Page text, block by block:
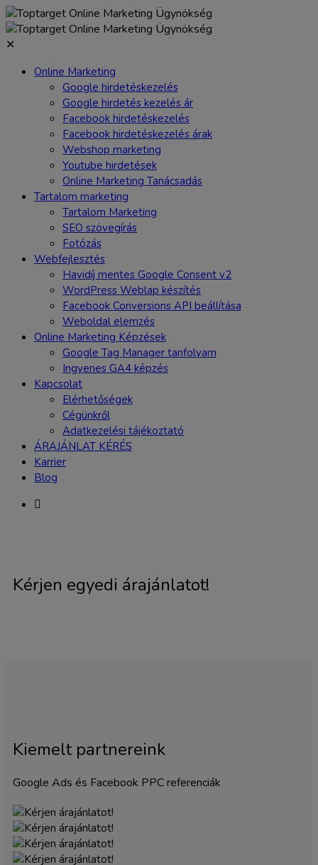
✕
Online Marketing
Google hirdetéskezelés
Google hirdetés kezelés ár
Facebook hirdetéskezelés
Facebook hirdetéskezelés árak
Webshop marketing
Youtube hirdetések
Online Marketing Tanácsadás
Tartalom marketing
Tartalom Marketing
SEO szövegírás
Fotózás
Webfejlesztés
Havidíj mentes Google Consent v2
WordPress Weblap készítés
Facebook Conversions API beállítása
Weboldal elemzés
Online Marketing Képzések
Google Tag Manager tanfolyam
Ingyenes GA4 képzés
Kapcsolat
Elérhetőségek
Cégünkről
Adatkezelési tájékoztató
ÁRAJÁNLAT KÉRÉS
Karrier
Blog
Kérjen egyedi árajánlatot!
Kiemelt partnereink
Google Ads és Facebook PPC referenciák